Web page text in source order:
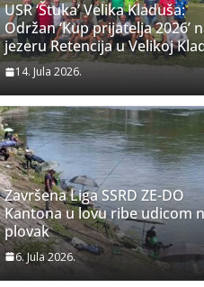
USR ‘Štuka’ Velika Kladuša:
Održan ‘Kup prijatelja 2026’
jezeru Retencija u Velikoj
14. Jula 2026.
Završena Liga SSRD ZE-DO
Kantona u lovu ribe udicom
plovak
6. Jula 2026.